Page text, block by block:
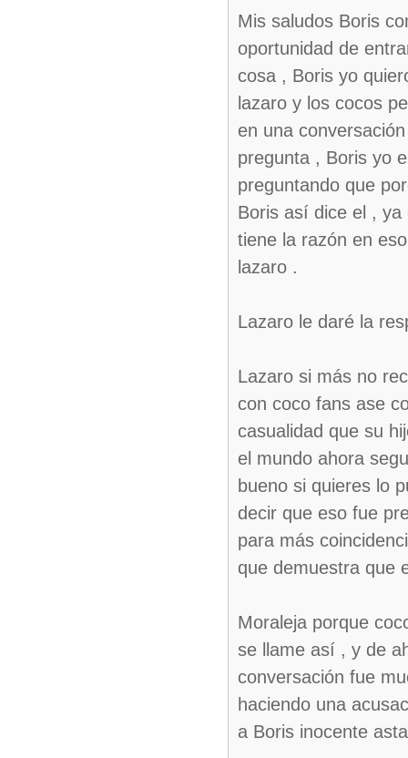
Mis saludos Boris
oportunidad de
cosa , Boris yo
lazaro y los cocos
en una
pregunta , Boris yo
preguntando que
Boris así dice el ,
tiene la razón en
lazaro .
Lazaro le daré la
Lazaro si más no
con coco fans ase
casualidad que su
el mundo ahora
bueno si quieres lo
decir que eso fue
para más
que demuestra que
Moraleja porque
se llame así , y de
conversación fue
haciendo una
a Boris inocente